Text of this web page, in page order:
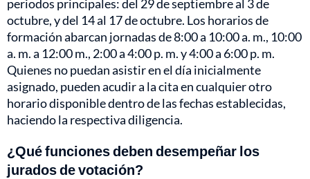
periodos principales: del 29 de septiembre al 3 de
octubre, y del 14 al 17 de octubre. Los horarios de
formación abarcan jornadas de 8:00 a 10:00 a. m., 10:00
a. m. a 12:00 m., 2:00 a 4:00 p. m. y 4:00 a 6:00 p. m.
Quienes no puedan asistir en el día inicialmente
asignado, pueden acudir a la cita en cualquier otro
horario disponible dentro de las fechas establecidas,
haciendo la respectiva diligencia.
¿Qué funciones deben desempeñar los
jurados de votación?